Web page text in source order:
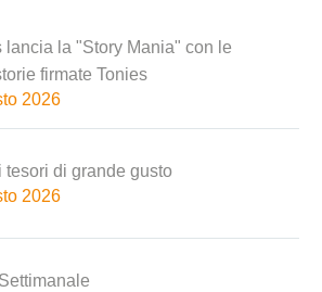
lancia la "Story Mania" con le
firmate Tonies
2026
tesori di grande gusto
2026